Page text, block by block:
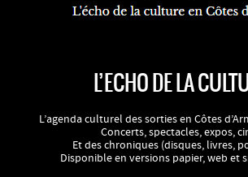
L’ECHO DE LA
L’agenda culturel des sorties en Côtes
Concerts, spectacles, expos,
Et des chroniques (disques, livres,
Disponible en versions papier, web et